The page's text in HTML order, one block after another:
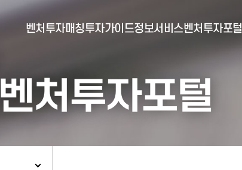
벤처투자매칭
- 벤처투자회사 전자공시
투자가이드정보서비스벤처투자포털
- 포털소개
- BI소개
벤처투자포털